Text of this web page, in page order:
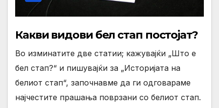
Какви видови бел стап постојат?
Во изминатите две статии; кажувајќи „Што е
бел стап?“ и пишувајќи за „Историјата на
белиот стап“, започнавме да ги одговараме
најчестите прашања поврзани со белиот стап.